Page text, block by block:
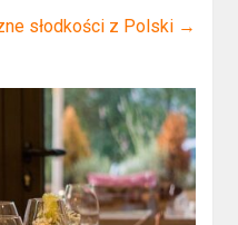
słodkości z Polski →